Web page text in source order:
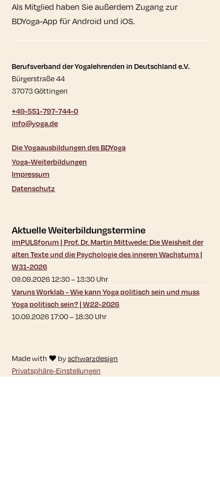
Als Mitglied haben Sie außerdem Zugang zur
BDYoga-App für Android und iOS.
Kontaktdaten und weitere Links
Berufsverband der Yogalehrenden in Deutschland e.V.
Bürgerstraße 44
37073 Göttingen
+49-551-797-744-0
info@yoga.de
Die Yogaausbildungen des BDYoga
Yoga-Weiterbildungen
Impressum
Datenschutz
Aktuelle Weiterbildungstermine
imPULSforum | Prof. Dr. Martin Mittwede: Die Weisheit der
alten Texte und die Psychologie des inneren Wachstums |
W31-2026
09.09.2026 12:30–13:30Uhr
Varuns Worklab - Wie kann Yoga politisch sein und muss
Yoga politisch sein? | W22-2026
10.09.2026 17:00–18:30Uhr
Made with ♥ byschwarzdesign
Privatsphäre-Einstellungen